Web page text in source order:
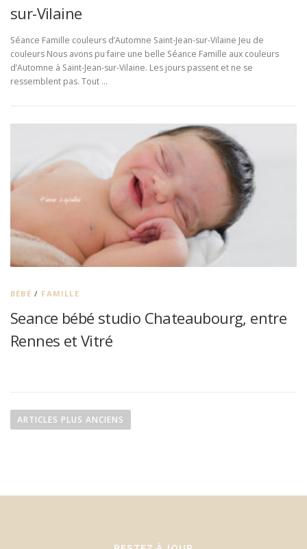
sur-Vilaine
Séance Famille couleurs d’Automne Saint-Jean-sur-Vilaine Jeu de
couleurs Nous avons pu faire une belle Séance Famille aux couleurs
d’Automne à Saint-Jean-sur-Vilaine. Les jours passent et ne se
ressemblent pas. Tout …
BÉBÉ / FAMILLE
Seance bébé studio Chateaubourg, entre
Rennes et Vitré
aARTICLES PLUS ANCIENS